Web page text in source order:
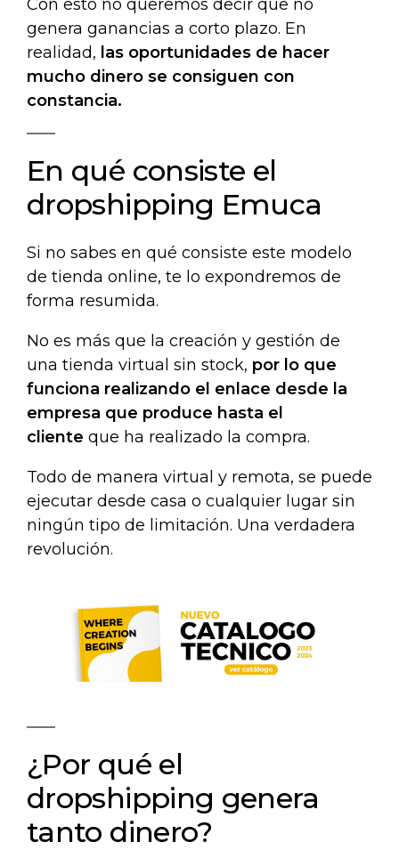
Con esto no queremos decir que no
genera ganancias a corto plazo. En
realidad, las oportunidades de hacer
mucho dinero se consiguen con
constancia.
En qué consiste el
dropshipping Emuca
Si no sabes en qué consiste este modelo
de tienda online, te lo expondremos de
forma resumida.
No es más que la creación y gestión de
una tienda virtual sin stock, por lo que
funciona realizando el enlace desde la
empresa que produce hasta el
cliente que ha realizado la compra.
Todo de manera virtual y remota, se puede
ejecutar desde casa o cualquier lugar sin
ningún tipo de limitación. Una verdadera
revolución.
¿Por qué el
dropshipping genera
tanto dinero?